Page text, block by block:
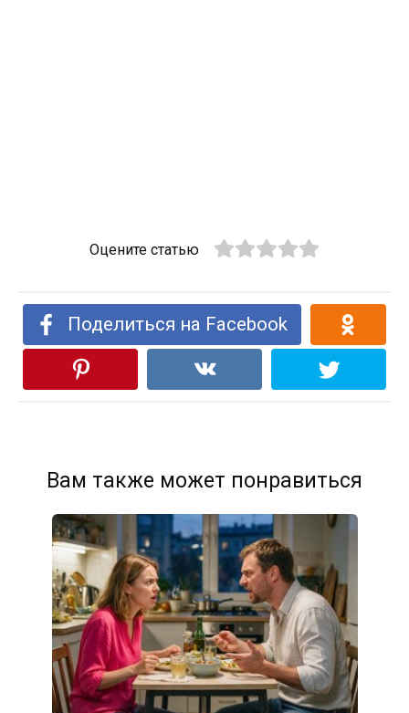
Оцените статью
Поделиться на Facebook
Вам также может понравиться